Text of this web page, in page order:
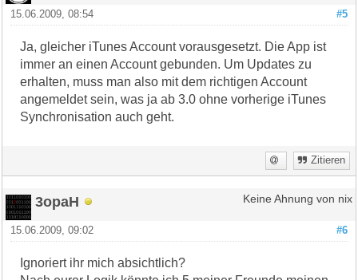
#5
15.06.2009, 08:54
Ja, gleicher iTunes Account vorausgesetzt. Die App ist
immer an einen Account gebunden. Um Updates zu
erhalten, muss man also mit dem richtigen Account
angemeldet sein, was ja ab 3.0 ohne vorherige iTunes
Synchronisation auch geht.
Zitieren
3opaH Keine Ahnung von nix
#6
15.06.2009, 09:02
Ignoriert ihr mich absichtlich?